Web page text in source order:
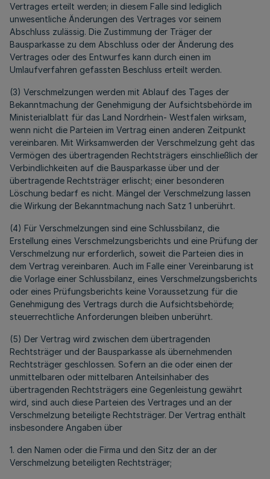
Vertrages erteilt werden; in diesem Falle sind lediglich
unwesentliche Änderungen des Vertrages vor seinem
Abschluss zulässig. Die Zustimmung der Träger der
Bausparkasse zu dem Abschluss oder der Änderung des
Vertrages oder des Entwurfes kann durch einen im
Umlaufverfahren gefassten Beschluss erteilt werden.
(3) Verschmelzungen werden mit Ablauf des Tages der
Bekanntmachung der Genehmigung der Aufsichtsbehörde im
Ministerialblatt für das Land Nordrhein- Westfalen wirksam,
wenn nicht die Parteien im Vertrag einen anderen Zeitpunkt
vereinbaren. Mit Wirksamwerden der Verschmelzung geht das
Vermögen des übertragenden Rechtsträgers einschließlich der
Verbindlichkeiten auf die Bausparkasse über und der
übertragende Rechtsträger erlischt; einer besonderen
Löschung bedarf es nicht. Mängel der Verschmelzung lassen
die Wirkung der Bekanntmachung nach Satz 1 unberührt.
(4) Für Verschmelzungen sind eine Schlussbilanz, die
Erstellung eines Verschmelzungsberichts und eine Prüfung der
Verschmelzung nur erforderlich, soweit die Parteien dies in
dem Vertrag vereinbaren. Auch im Falle einer Vereinbarung ist
die Vorlage einer Schlussbilanz, eines Verschmelzungsberichts
oder eines Prüfungsberichts keine Voraussetzung für die
Genehmigung des Vertrags durch die Aufsichtsbehörde;
steuerrechtliche Anforderungen bleiben unberührt.
(5) Der Vertrag wird zwischen dem übertragenden
Rechtsträger und der Bausparkasse als übernehmenden
Rechtsträger geschlossen. Sofern an die oder einen der
unmittelbaren oder mittelbaren Anteilsinhaber des
übertragenden Rechtsträgers eine Gegenleistung gewährt
wird, sind auch diese Parteien des Vertrages und an der
Verschmelzung beteiligte Rechtsträger. Der Vertrag enthält
insbesondere Angaben über
1. den Namen oder die Firma und den Sitz der an der
Verschmelzung beteiligten Rechtsträger;